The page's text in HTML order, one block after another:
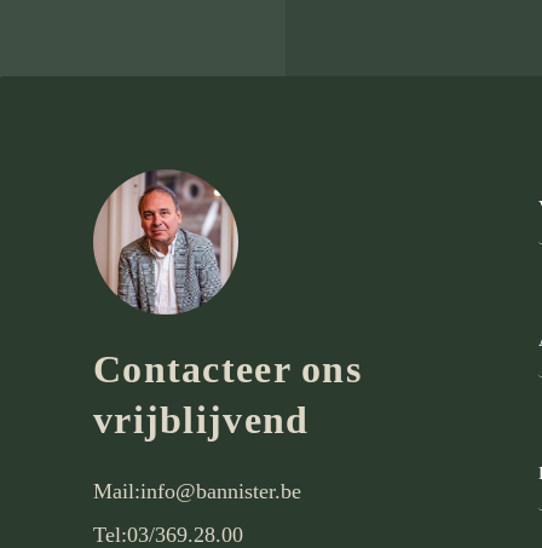
Contacteer ons
vrijblijvend
Mail:info@bannister.be
Tel:03/369.28.00